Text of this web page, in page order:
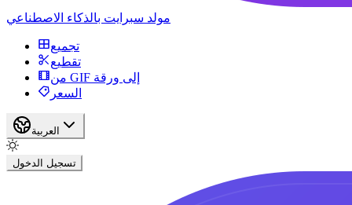
مولد سبرايت بالذكاء الاصطناعي
تجميع
تقطيع
من GIF إلى ورقة
السعر
العربية
تسجيل الدخول